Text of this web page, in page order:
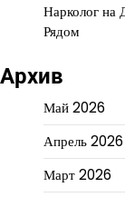
Нарколог на
Рядом
Архив
Май 2026
Апрель 2026
Март 2026